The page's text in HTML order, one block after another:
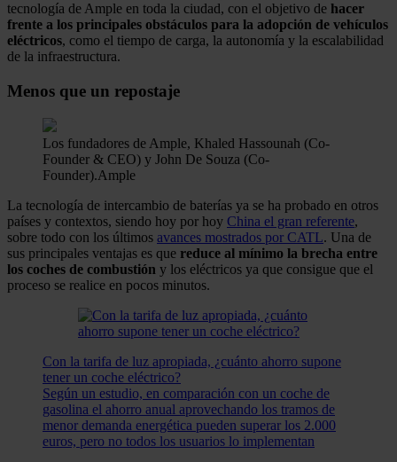
tecnología de Ample en toda la ciudad, con el objetivo de hacer
frente a los principales obstáculos para la adopción de vehículos
eléctricos, como el tiempo de carga, la autonomía y la escalabilidad
de la infraestructura.
Menos que un repostaje
Los fundadores de Ample, Khaled Hassounah (Co-
Founder & CEO) y John De Souza (Co-
Founder).Ample
La tecnología de intercambio de baterías ya se ha probado en otros
países y contextos, siendo hoy por hoy China el gran referente,
sobre todo con los últimos avances mostrados por CATL. Una de
sus principales ventajas es que reduce al mínimo la brecha entre
los coches de combustión y los eléctricos ya que consigue que el
proceso se realice en pocos minutos.
Con la tarifa de luz apropiada, ¿cuánto ahorro supone
tener un coche eléctrico?
Según un estudio, en comparación con un coche de
gasolina el ahorro anual aprovechando los tramos de
menor demanda energética pueden superar los 2.000
euros, pero no todos los usuarios lo implementan